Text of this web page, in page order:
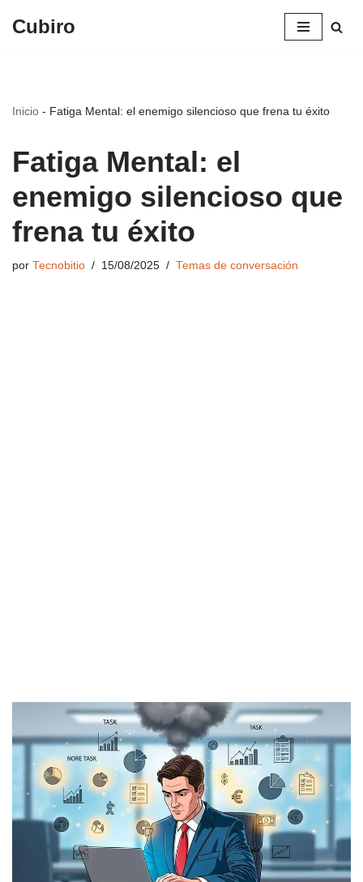
Cubiro
Inicio - Fatiga Mental: el enemigo silencioso que frena tu éxito
Fatiga Mental: el
enemigo silencioso que
frena tu éxito
por Tecnobitio 15/08/2025 Temas de conversación